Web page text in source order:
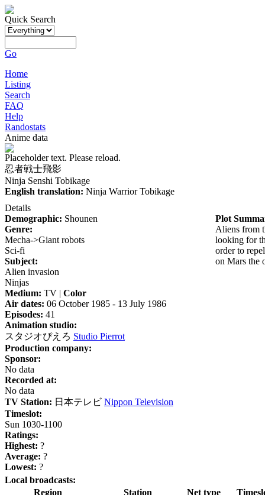
Quick Search
Go
Home
Listing
Search
FAQ
Help
Randostats
Anime data
Placeholder text. Please reload.
忍者戦士飛影
Ninja Senshi Tobikage
English translation: Ninja Warrior Tobikage
Details
Demographic: Shounen
Genre:
Mecha->Giant robots
Sci-fi
Subject:
Alien invasion
Ninjas
Medium: TV | Color
Air dates: 06 October 1985 - 13 July 1986
Episodes: 41
Animation studio:
スタジオぴえろ Studio Pierrot
Production company:
Sponsor:
No data
Recorded at:
No data
TV Station: 日本テレビ Nippon Television
Timeslot:
Sun 1030-1100
Ratings:
Highest: ?
Average: ?
Lowest: ?
Plot
Aliens from
looking for
order to
on Mars the
Local broadcasts:
Region
Station Net type